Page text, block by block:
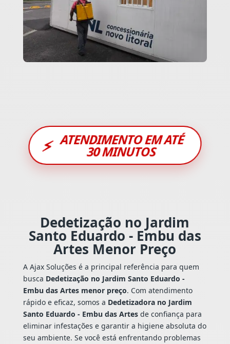
⚡ ATENDIMENTO EM ATÉ
30 MINUTOS
Dedetização no Jardim
Santo Eduardo - Embu das
Artes Menor Preço
A Ajax Soluções é a principal referência para quem
busca Dedetização no Jardim Santo Eduardo -
Embu das Artes menor preço. Com atendimento
rápido e eficaz, somos a Dedetizadora no Jardim
Santo Eduardo - Embu das Artesde confiança para
eliminar infestações e garantir a higiene absoluta do
seu ambiente. Se você está enfrentando problemas